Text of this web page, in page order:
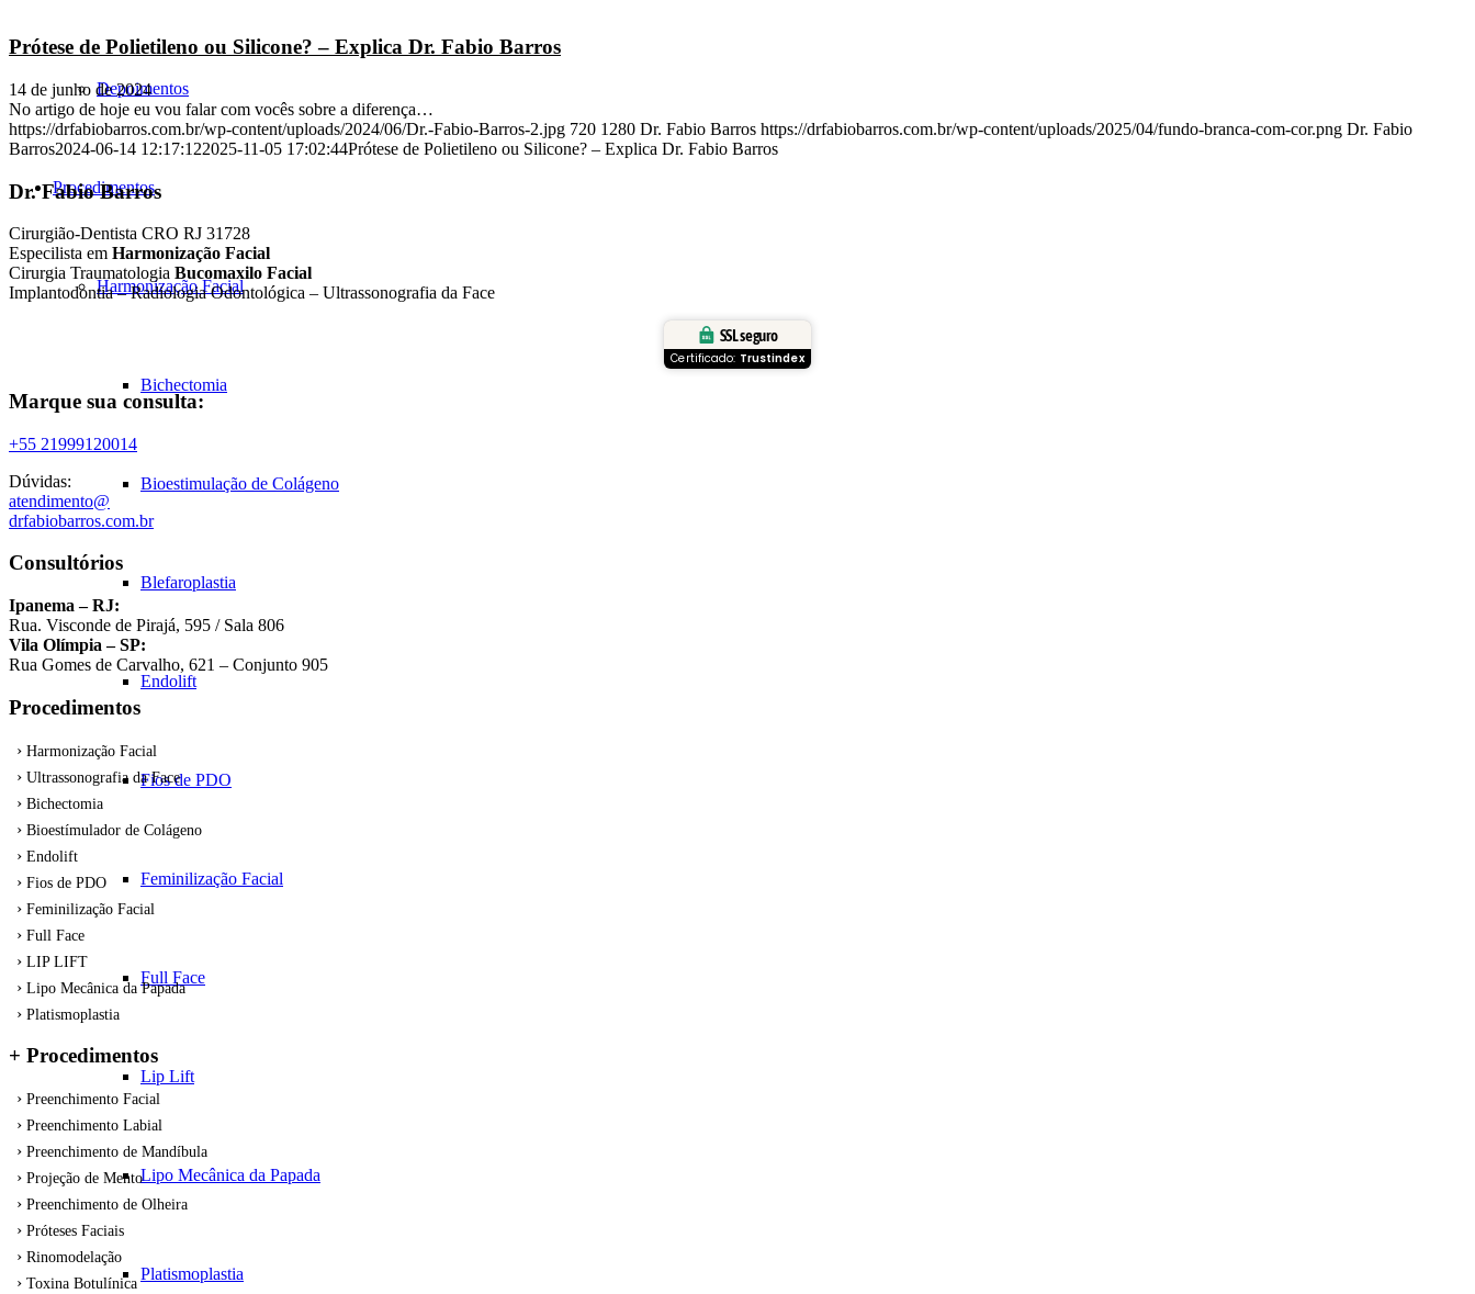
Depoimentos
Procedimentos
Harmonização Facial
Bichectomia
Bioestimulação de Colágeno
Blefaroplastia
Endolift
Fios de PDO
Feminilização Facial
Full Face
Lip Lift
Lipo Mecânica da Papada
Platismoplastia
Prótese de Polietileno ou Silicone? – Explica Dr. Fabio Barros
14 de junho de 2024
No artigo de hoje eu vou falar com vocês sobre a diferença…
https://drfabiobarros.com.br/wp-content/uploads/2024/06/Dr.-Fabio-Barros-2.jpg 720 1280 Dr. Fabio Barros https://drfabiobarros.com.br/wp-content/uploads/2025/04/fundo-branca-com-cor.png Dr. Fabio
Barros2024-06-14 12:17:122025-11-05 17:02:44Prótese de Polietileno ou Silicone? – Explica Dr. Fabio Barros
Dr. Fabio Barros
Cirurgião-Dentista CRO RJ 31728
Especilista em Harmonização Facial
Cirurgia Traumatologia Bucomaxilo Facial
Implantodontia – Radiologia Odontológica – Ultrassonografia da Face
SSL seguro
Certificado: Trustindex
Marque sua consulta:
+55 21999120014
Dúvidas:
atendimento@
drfabiobarros.com.br
Consultórios
Ipanema – RJ:
Rua. Visconde de Pirajá, 595 / Sala 806
Vila Olímpia – SP:
Rua Gomes de Carvalho, 621 – Conjunto 905
Procedimentos
Harmonização Facial
Ultrassonografia da Face
Bichectomia
Bioestímulador de Colágeno
Endolift
Fios de PDO
Feminilização Facial
Full Face
LIP LIFT
Lipo Mecânica da Papada
Platismoplastia
+ Procedimentos
Preenchimento Facial
Preenchimento Labial
Preenchimento de Mandíbula
Projeção de Mento
Preenchimento de Olheira
Próteses Faciais
Rinomodelação
Toxina Botulínica